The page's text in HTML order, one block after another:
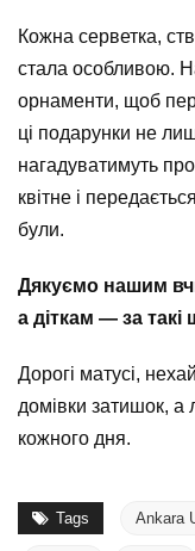
Кожна серветка,
стала особливою.
орнаменти, щоб
ці подарунки не
нагадуватимуть
квітне і
були.
Дякуємо нашим
а діткам — за такі
Дорогі матусі,
домівки затишок, а
кожного дня.
Tags Ankara